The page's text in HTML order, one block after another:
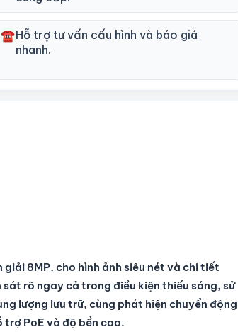
☎Hỗ trợ tư vấn cấu hình và báo giá
nhanh.
8MP, cho hình ảnh siêu nét và chi tiết
rõ ngay cả trong điều kiện thiếu sáng, sử
lượng lưu trữ, cùng phát hiện chuyển động
trợ PoE và độ bền cao.